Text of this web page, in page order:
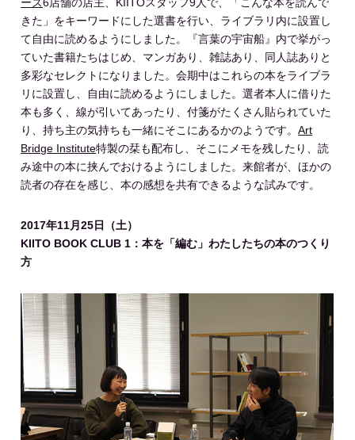
きた」をキーワードにした選書を行い、ライブラリ内に設置し
て自由に読めるようにしました。『言葉の宇宙船』内で挙がっ
ていた書籍たちはじめ、マンガあり、雑誌あり、同人誌ありと
多彩なセレクトになりました。会期中はこれらの本をライブラ
リに設置し、自由に読めるようにしました。選者本人に借りた
本も多く、線が引いてあったり、付箋がたくさん貼られていた
り、持ち主の気持ちも一緒にそこにあるかのようです。Art
Bridge Institute特製の栞も配布し、そこにメモを残したり、読
み途中の本に挟んでおけるようにしました。来館者が、ほかの
読者の存在を感じ、本の感想を共有できるような試みです。
2017年11月25日（土）
KIITO BOOK CLUB 1：本を「編む」わたしたちの本のつくり
方